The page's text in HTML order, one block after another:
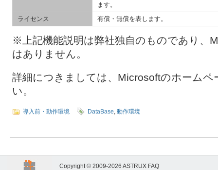
ます。
ライセンス
有償・無償を表します。
※上記機能説明は弊社独自のものであり、
はありません。
詳細につきましては、Microsoftのホームペ
い。
導入前・動作環境 DataBase, 動作環境
Copyright © 2009-2026 ASTRUX FAQ